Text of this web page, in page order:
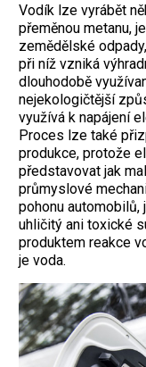
Vodík lze vyrábět
přeměnou metanu,
zemědělské
při níž vzniká
dlouhodobě
nejekologičtější
využívá k napájení
Proces lze také
produkce, protože
představovat jak
průmyslové
pohonu
uhličitý ani toxické
produktem reakce
je voda.